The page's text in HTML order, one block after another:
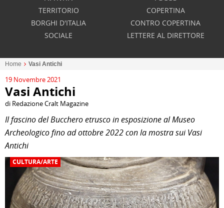
TERRITORIO
BORGHI D'ITALIA
SOCIALE
COPERTINA
CONTRO COPERTINA
LETTERE AL DIRETTORE
Home Vasi Antichi
19 Novembre 2021
Vasi Antichi
di Redazione Cralt Magazine
Il fascino del Bucchero etrusco in esposizione al Museo
Archeologico fino ad ottobre 2022 con la mostra sui Vasi
Antichi
CULTURA/ARTE